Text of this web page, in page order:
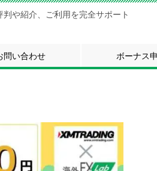
判や紹介、ご利用を完全サポート
問い合わせ ボーナス